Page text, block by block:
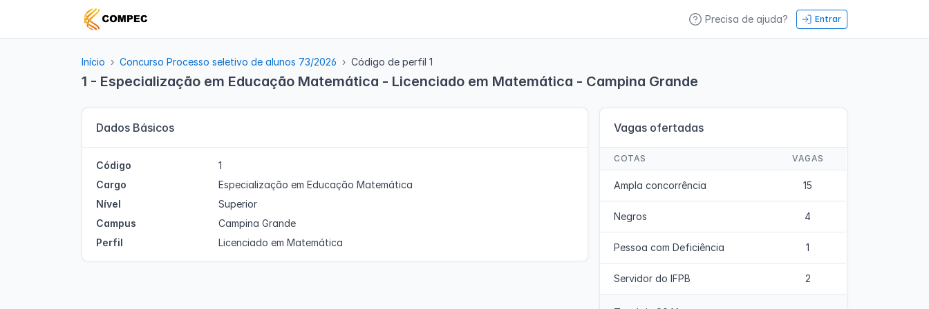
Entrar
Precisa de ajuda?
Início Concurso Processo seletivo de alunos 73/2026 Código de perfil 1
1 - Especialização em Educação Matemática - Licenciado em Matemática - Campina Grande
Dados Básicos
Código
1
Cargo
Especialização em Educação Matemática
Nível
Superior
Campus
Campina Grande
Perfil
Licenciado em Matemática
Vagas ofertadas
COTAS VAGAS
Ampla concorrência 15
Negros 4
Pessoa com Deficiência 1
Servidor do IFPB 2